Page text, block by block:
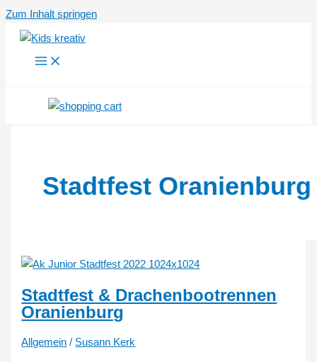
Zum Inhalt springen
Stadtfest Oranienburg
Stadtfest & Drachenbootrennen
Oranienburg
Allgemein / Susann Kerk